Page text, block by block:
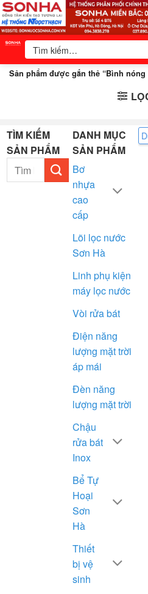
Bỏ
qua
nội
Tìm
kiếm:
Sản phẩm được gắn thẻ “Bình nóng
TÌM KIẾM
SẢN PHẨM
kiếm:
DANH MỤC
SẢN PHẨM
Bơ
nhựa
cao
cấp
Lõi lọc nước
Sơn Hà
Linh phụ kiện
máy lọc nước
Vòi rửa bát
Điện năng
lượng mặt trời
áp mái
Đèn năng
lượng mặt trời
Chậu
rửa bát
Inox
Bể Tự
Hoại
Sơn
Hà
Thiết
bị vệ
sinh